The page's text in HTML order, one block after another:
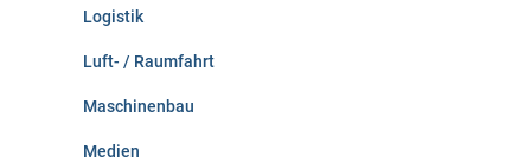
Logistik
Luft- / Raumfahrt
Maschinenbau
Medien